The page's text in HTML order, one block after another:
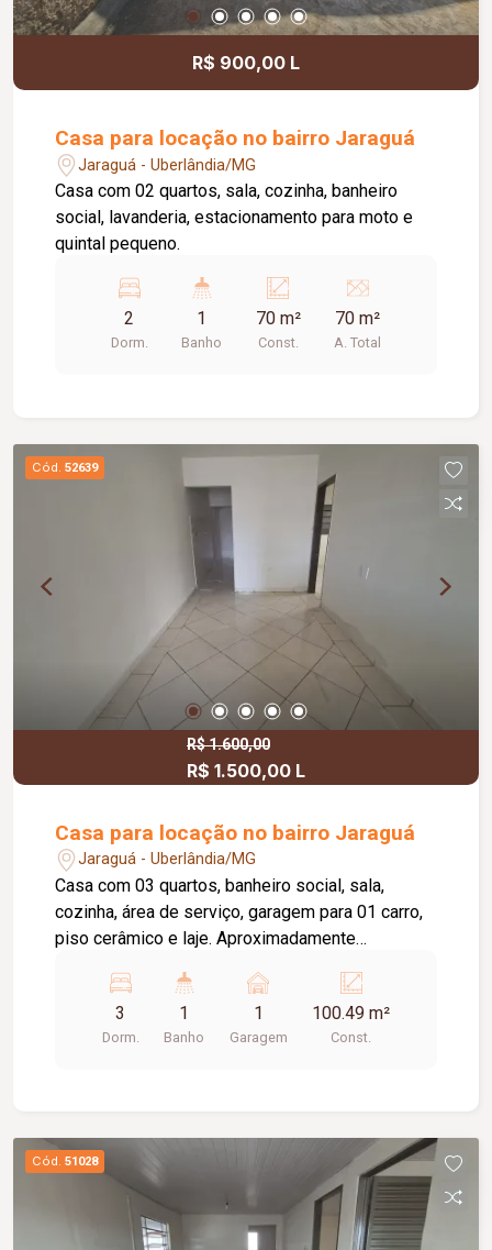
R$ 900,00 L
Casa para locação no bairro Jaraguá
Jaraguá - Uberlândia/MG
Casa com 02 quartos, sala, cozinha, banheiro
social, lavanderia, estacionamento para moto e
quintal pequeno.
2
Dorm.
1
Banho
70 m²
Const.
70 m²
A. Total
Cód. 52639
R$ 1.600,00
R$ 1.500,00 L
Casa para locação no bairro Jaraguá
Jaraguá - Uberlândia/MG
Casa com 03 quartos, banheiro social, sala,
cozinha, área de serviço, garagem para 01 carro,
piso cerâmico e laje. Aproximadamente
3
Dorm.
1
Banho
1
Garagem
100.49 m²
Const.
Cód. 51028